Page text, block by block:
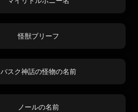
怪獣ブリーフ
バスク神話の怪物の名前
ノールの名前